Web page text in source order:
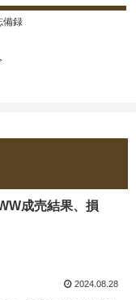
備録
成売結果、損
2024.08.28